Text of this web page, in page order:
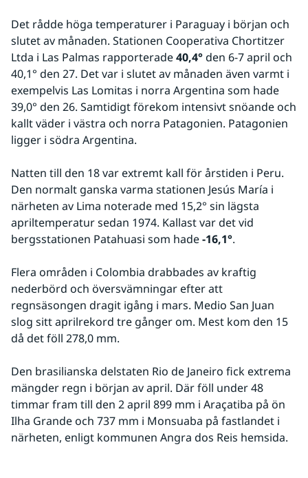
Det rådde höga temperaturer i Paraguay i början och
slutet av månaden. Stationen Cooperativa Chortitzer
Ltda i Las Palmas rapporterade 40,4° den 6-7 april och
40,1° den 27. Det var i slutet av månaden även varmt i
exempelvis Las Lomitas i norra Argentina som hade
39,0° den 26. Samtidigt förekom intensivt snöande och
kallt väder i västra och norra Patagonien. Patagonien
ligger i södra Argentina.
Natten till den 18 var extremt kall för årstiden i Peru.
Den normalt ganska varma stationen Jesús María i
närheten av Lima noterade med 15,2° sin lägsta
apriltemperatur sedan 1974. Kallast var det vid
bergsstationen Patahuasi som hade -16,1°.
Flera områden i Colombia drabbades av kraftig
nederbörd och översvämningar efter att
regnsäsongen dragit igång i mars. Medio San Juan
slog sitt aprilrekord tre gånger om. Mest kom den 15
då det föll 278,0 mm.
Den brasilianska delstaten Rio de Janeiro fick extrema
mängder regn i början av april. Där föll under 48
timmar fram till den 2 april 899 mm i Araçatiba på ön
Ilha Grande och 737 mm i Monsuaba på fastlandet i
närheten, enligt kommunen Angra dos Reis hemsida.